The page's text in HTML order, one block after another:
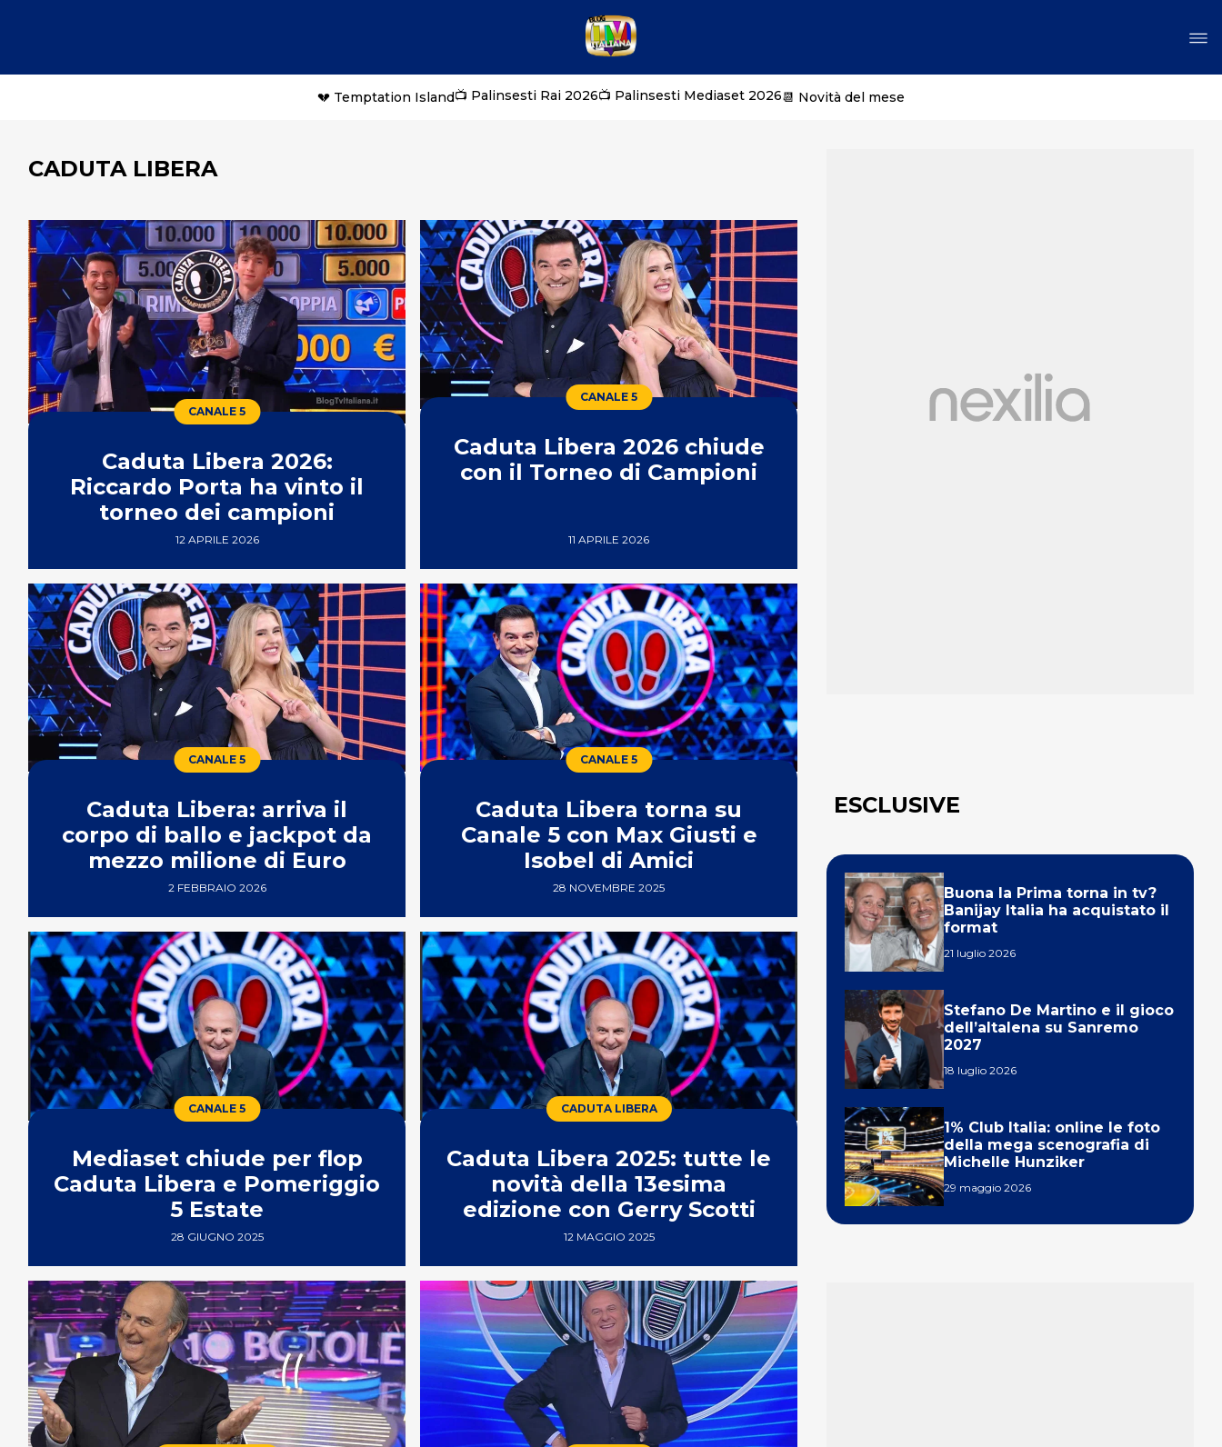
💔 Temptation Island📺 Palinsesti Rai 2026📺 Palinsesti Mediaset 2026📆 Novità del mese
CADUTA LIBERA
CANALE 5
Caduta Libera 2026:
Riccardo Porta ha vinto il
torneo dei campioni
12 APRILE 2026
CANALE 5
Caduta Libera 2026 chiude
con il Torneo di Campioni
11 APRILE 2026
CANALE 5
Caduta Libera: arriva il
corpo di ballo e jackpot da
mezzo milione di Euro
2 FEBBRAIO 2026
CANALE 5
Caduta Libera torna su
Canale 5 con Max Giusti e
Isobel di Amici
28 NOVEMBRE 2025
CANALE 5
Mediaset chiude per flop
Caduta Libera e Pomeriggio
5 Estate
28 GIUGNO 2025
CADUTA LIBERA
Caduta Libera 2025: tutte le
novità della 13esima
edizione con Gerry Scotti
12 MAGGIO 2025
ESCLUSIVE
Buona la Prima torna in tv?
Banijay Italia ha acquistato il
format
21 luglio 2026
Stefano De Martino e il gioco
dell’altalena su Sanremo
2027
18 luglio 2026
1% Club Italia: online le foto
della mega scenografia di
Michelle Hunziker
29 maggio 2026